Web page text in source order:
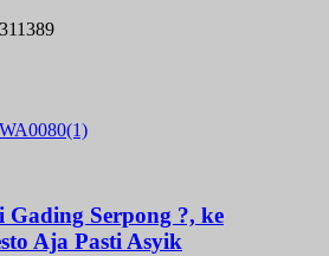
Serpong ?, ke
Aja Pasti Asyik